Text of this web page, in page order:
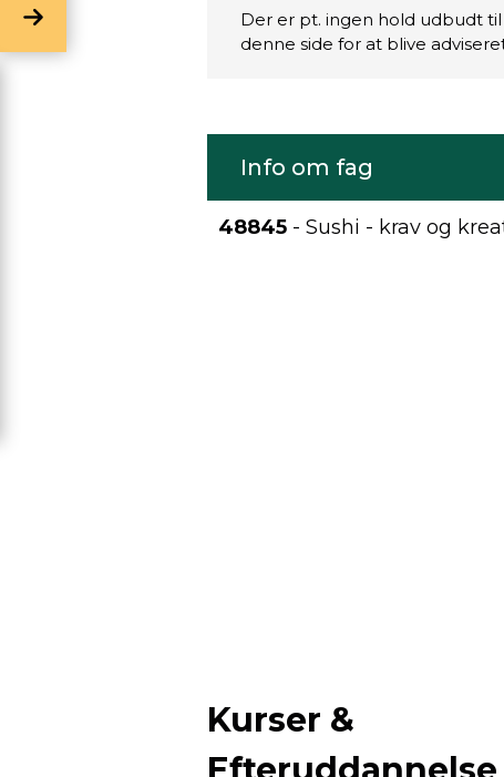
Der er pt. ingen hold udbudt
denne side for at blive
Info om fag
48845 - Sushi - krav og
Kurser &